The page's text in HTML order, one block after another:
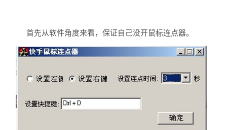
首先从软件角度来看，保证自己没开鼠标连点器。